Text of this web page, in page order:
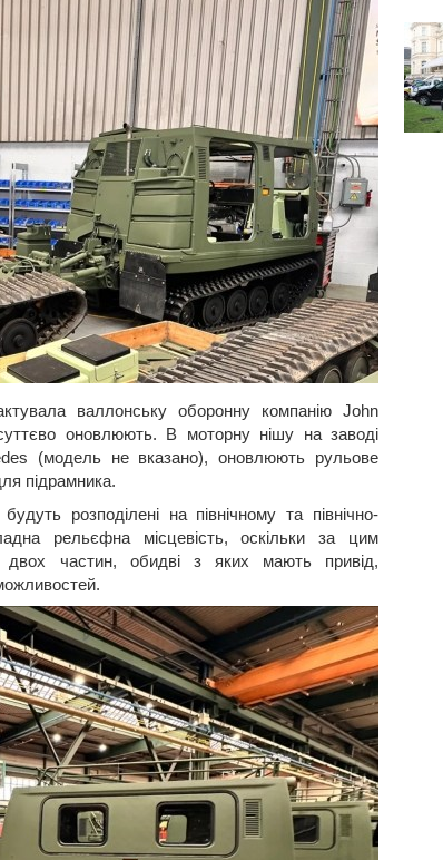
валлонську оборонну компанію John
оновлюють. В моторну нішу на заводі
(модель не вказано), оновлюють рульове
підрамника.
розподілені на північному та північно-
рельєфна місцевість, оскільки за цим
двох частин, обидві з яких мають привід,